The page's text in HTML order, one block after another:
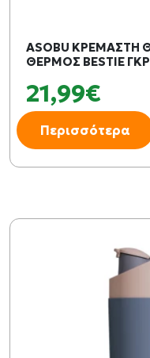
ASOBU ΚΡΕΜΑΣΤΗ
ΘΕΡΜΟΣ BESTIE
21,99€
Περισσότερα